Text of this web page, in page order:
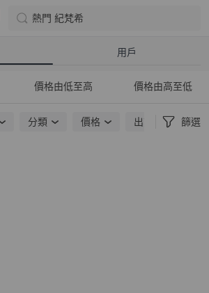
熱門 紀梵希
用戶
價格由低至高 價格由高至低
分類 價格 出貨地點 篩選